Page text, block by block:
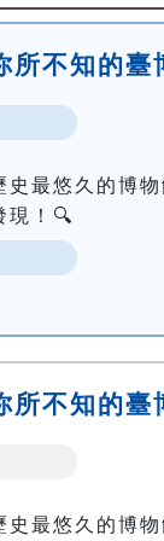
不知的臺
史最悠久的博
現！🔍
不知的臺
最悠久的博物